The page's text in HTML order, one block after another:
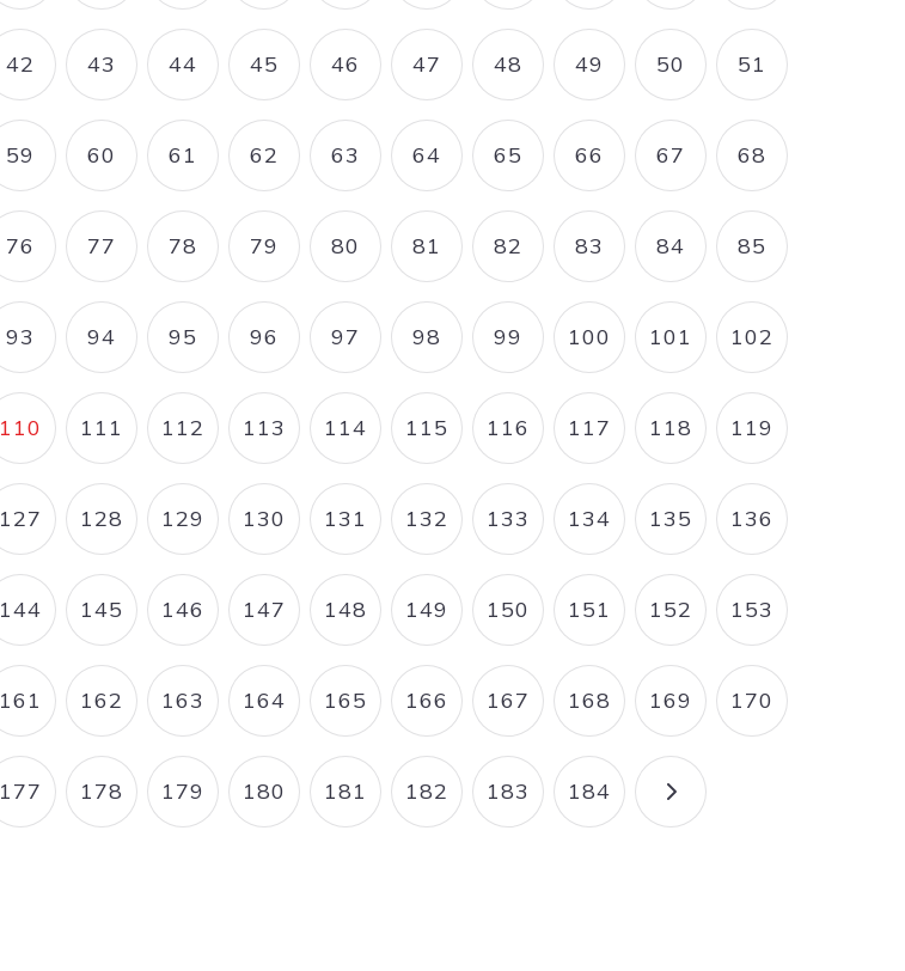
PAGE
42 PAGE
43 PAGE
44 PAGE
45 PAGE
46 PAGE
47 PAGE
48 PAGE
49 PAGE
50 PAGE
51
PAGE
59 PAGE
60 PAGE
61 PAGE
62 PAGE
63 PAGE
64 PAGE
65 PAGE
66 PAGE
67 PAGE
68
PAGE
76 PAGE
77 PAGE
78 PAGE
79 PAGE
80 PAGE
81 PAGE
82 PAGE
83 PAGE
84 PAGE
85
PAGE
93 PAGE
94 PAGE
95 PAGE
96 PAGE
97 PAGE
98 PAGE
99 PAGE
100 PAGE
101 PAGE
102
PAGE COURANTE
110 PAGE
111 PAGE
112 PAGE
113 PAGE
114 PAGE
115 PAGE
116 PAGE
117 PAGE
118 PAGE
119
PAGE
127 PAGE
128 PAGE
129 PAGE
130 PAGE
131 PAGE
132 PAGE
133 PAGE
134 PAGE
135 PAGE
136
PAGE
144 PAGE
145 PAGE
146 PAGE
147 PAGE
148 PAGE
149 PAGE
150 PAGE
151 PAGE
152 PAGE
153
PAGE
161 PAGE
162 PAGE
163 PAGE
164 PAGE
165 PAGE
166 PAGE
167 PAGE
168 PAGE
169 PAGE
170
PAGE
177 PAGE
178 PAGE
179 PAGE
180 PAGE
181 PAGE
182 PAGE
183 PAGE
184 PAGE SUIVANTE